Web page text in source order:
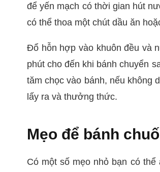
để yến mạch có thời gian hút
có thể thoa một chút dầu ăn
Đổ hỗn hợp vào khuôn đều và
phút cho đến khi bánh chuyển
tăm chọc vào bánh, nếu không
lấy ra và thưởng thức.
Mẹo để bánh
Có một số mẹo nhỏ bạn có thể